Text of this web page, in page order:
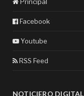
Facebook
Youtube
RSS Feed
NOTICIERO DIGITAL